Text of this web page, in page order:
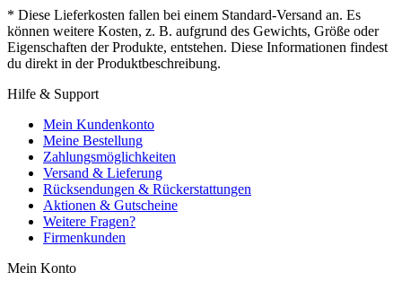
* Diese Lieferkosten fallen bei einem Standard-Versand an. Es
können weitere Kosten, z. B. aufgrund des Gewichts, Größe oder
Eigenschaften der Produkte, entstehen. Diese Informationen findest
du direkt in der Produktbeschreibung.
Hilfe & Support
Mein Kundenkonto
Meine Bestellung
Zahlungsmöglichkeiten
Versand & Lieferung
Rücksendungen & Rückerstattungen
Aktionen & Gutscheine
Weitere Fragen?
Firmenkunden
Mein Konto